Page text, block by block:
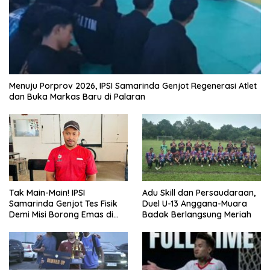
Menuju Porprov 2026, IPSI Samarinda Genjot Regenerasi Atlet
dan Buka Markas Baru di Palaran
Tak Main-Main! IPSI
Samarinda Genjot Tes Fisik
Demi Misi Borong Emas di
Adu Skill dan Persaudaraan,
Duel U-13 Anggana-Muara
Badak Berlangsung Meriah